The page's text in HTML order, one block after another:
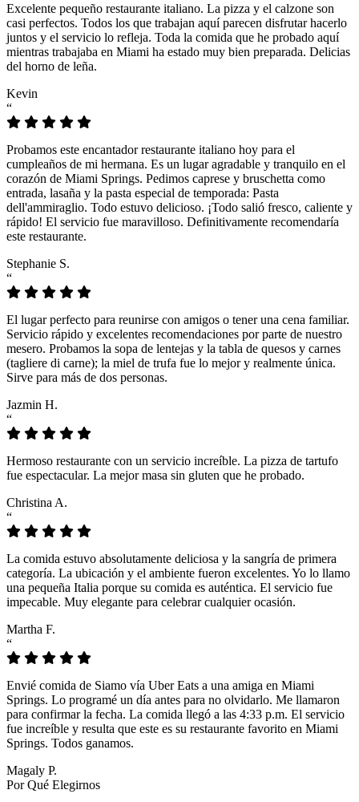
Excelente pequeño restaurante italiano. La pizza y el calzone son
casi perfectos. Todos los que trabajan aquí parecen disfrutar hacerlo
juntos y el servicio lo refleja. Toda la comida que he probado aquí
mientras trabajaba en Miami ha estado muy bien preparada. Delicias
del horno de leña.
Kevin
“
Probamos este encantador restaurante italiano hoy para el
cumpleaños de mi hermana. Es un lugar agradable y tranquilo en el
corazón de Miami Springs. Pedimos caprese y bruschetta como
entrada, lasaña y la pasta especial de temporada: Pasta
dell'ammiraglio. Todo estuvo delicioso. ¡Todo salió fresco, caliente y
rápido! El servicio fue maravilloso. Definitivamente recomendaría
este restaurante.
Stephanie S.
“
El lugar perfecto para reunirse con amigos o tener una cena familiar.
Servicio rápido y excelentes recomendaciones por parte de nuestro
mesero. Probamos la sopa de lentejas y la tabla de quesos y carnes
(tagliere di carne); la miel de trufa fue lo mejor y realmente única.
Sirve para más de dos personas.
Jazmin H.
“
Hermoso restaurante con un servicio increíble. La pizza de tartufo
fue espectacular. La mejor masa sin gluten que he probado.
Christina A.
“
La comida estuvo absolutamente deliciosa y la sangría de primera
categoría. La ubicación y el ambiente fueron excelentes. Yo lo llamo
una pequeña Italia porque su comida es auténtica. El servicio fue
impecable. Muy elegante para celebrar cualquier ocasión.
Martha F.
“
Envié comida de Siamo vía Uber Eats a una amiga en Miami
Springs. Lo programé un día antes para no olvidarlo. Me llamaron
para confirmar la fecha. La comida llegó a las 4:33 p.m. El servicio
fue increíble y resulta que este es su restaurante favorito en Miami
Springs. Todos ganamos.
Magaly P.
Por Qué Elegirnos